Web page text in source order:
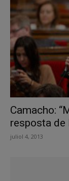
Camacho:
resposta de
juliol 4, 2013